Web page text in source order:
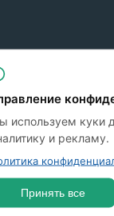
используем куки
и рекламу.
Принять все